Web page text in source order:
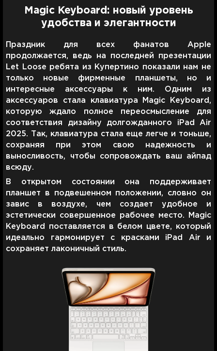
Magic Keyboard: новый уровень
удобства и элегантности
Праздник для всех фанатов Apple
продолжается, ведь на последней презентации
Let Loose ребята из Купертино показали нам не
только новые фирменные планшеты, но и
интересные аксессуары к ним. Одним из
аксессуаров стала клавиатура Magic Keyboard,
которую ждало полное переосмысление для
соответствия дизайну долгожданного iPad Air
2025. Так, клавиатура стала еще легче и тоньше,
сохраняя при этом свою надежность и
выносливость, чтобы сопровождать ваш айпад
всюду.
В открытом состоянии она поддерживает
планшет в подвешенном положении, словно он
завис в воздухе, чем создает удобное и
эстетически совершенное рабочее место. Magic
Keyboard поставляется в белом цвете, который
идеально гармонирует с красками iPad Air и
сохраняет лаконичный стиль.